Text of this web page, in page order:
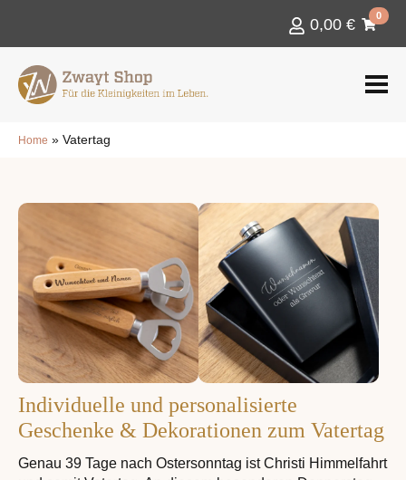
0,00 € 0
Home » Vatertag
Individuelle und personalisierte
Geschenke & Dekorationen zum Vatertag
Genau 39 Tage nach Ostersonntag ist Christi Himmelfahrt